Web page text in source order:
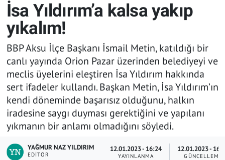
İsa Yıldırım’a kalsa yakıp
yıkalım!
BBP Aksu İlçe Başkanı İsmail Metin, katıldığı bir
canlı yayında Orion Pazar üzerinden belediyeyi ve
meclis üyelerini eleştiren İsa Yıldırım hakkında
sert ifadeler kullandı. Başkan Metin, İsa Yıldırım’ın
kendi döneminde başarısız olduğunu, halkın
iradesine saygı duyması gerektiğini ve yapılanı
yıkmanın bir anlamı olmadığını söyledi.
YAĞMUR NAZ YILDIRIM
EDITÖR
12.01.2023 - 16:24
YAYINLANMA
12.01.2023 -
GÜNCELLEME
SİYASET
TARIM
YEREL YÖNETİMLER
EKONOMİ
ASAYİŞ
İstanbul Trafik Yoğunluk Haritası
Süper Lig Puan Durumu ve Fikstür
Tüm Manşetler
Son Dakika Haberleri
Haber Arşivi